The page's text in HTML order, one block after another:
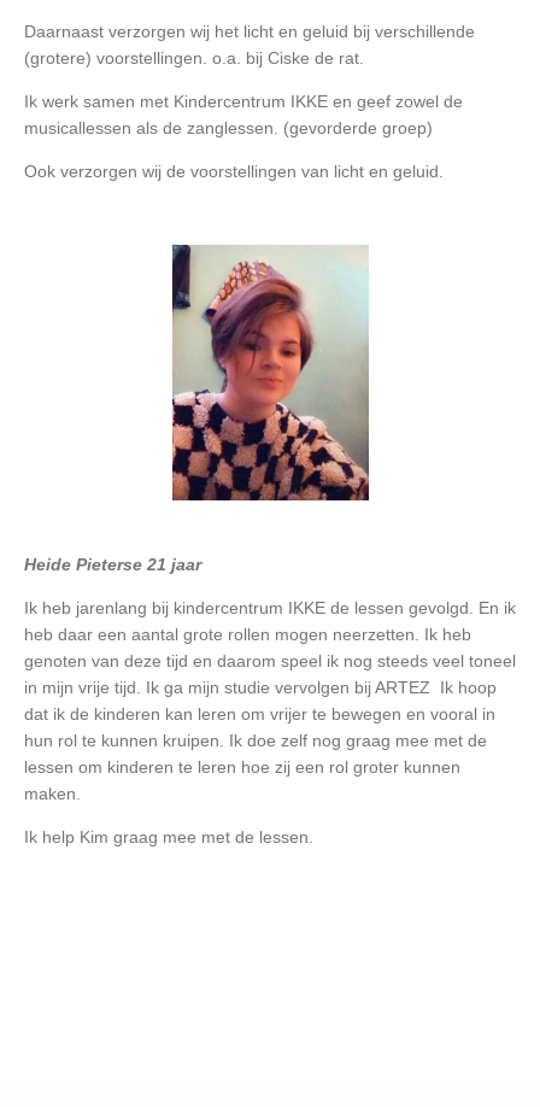
Daarnaast verzorgen wij het licht en geluid bij verschillende
(grotere) voorstellingen. o.a. bij Ciske de rat.
Ik werk samen met Kindercentrum IKKE en geef zowel de
musicallessen als de zanglessen. (gevorderde groep)
Ook verzorgen wij de voorstellingen van licht en geluid.
Heide Pieterse 21 jaar
Ik heb jarenlang bij kindercentrum IKKE de lessen gevolgd. En ik
heb daar een aantal grote rollen mogen neerzetten. Ik heb
genoten van deze tijd en daarom speel ik nog steeds veel toneel
in mijn vrije tijd. Ik ga mijn studie vervolgen bij ARTEZ Ik hoop
dat ik de kinderen kan leren om vrijer te bewegen en vooral in
hun rol te kunnen kruipen. Ik doe zelf nog graag mee met de
lessen om kinderen te leren hoe zij een rol groter kunnen
maken.
Ik help Kim graag mee met de lessen.